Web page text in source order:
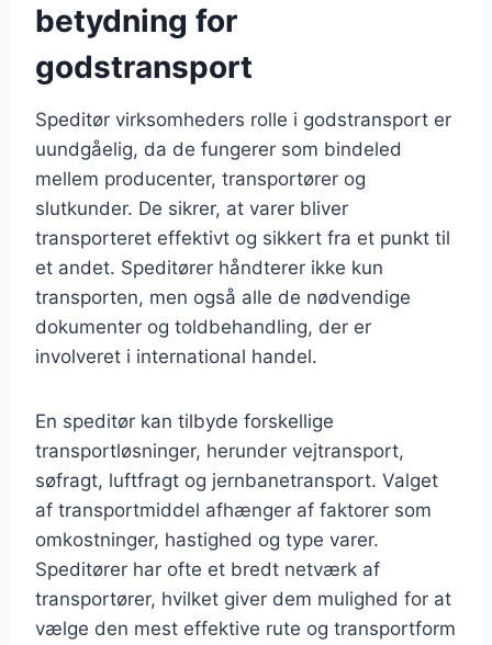
betydning for
godstransport
Speditør virksomheders rolle i godstransport er
uundgåelig, da de fungerer som bindeled
mellem producenter, transportører og
slutkunder. De sikrer, at varer bliver
transporteret effektivt og sikkert fra et punkt til
et andet. Speditører håndterer ikke kun
transporten, men også alle de nødvendige
dokumenter og toldbehandling, der er
involveret i international handel.
En speditør kan tilbyde forskellige
transportløsninger, herunder vejtransport,
søfragt, luftfragt og jernbanetransport. Valget
af transportmiddel afhænger af faktorer som
omkostninger, hastighed og type varer.
Speditører har ofte et bredt netværk af
transportører, hvilket giver dem mulighed for at
vælge den mest effektive rute og transportform